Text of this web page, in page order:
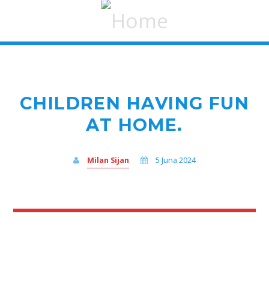
CHILDREN HAVING FUN
AT HOME.
Milan Sijan 5 Juna 2024